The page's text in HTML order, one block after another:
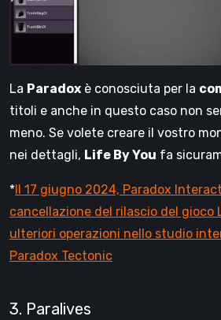
La Paradox è conosciuta per la
titoli e anche in questo caso non
meno. Se volete creare il vostro
nei dettagli, Life By You fa
* Il 17 giugno 2024, Paradox
cancellazione del rilascio del gioco
ulteriori operazioni nello studio
Paradox Tectonic
3. Paralives